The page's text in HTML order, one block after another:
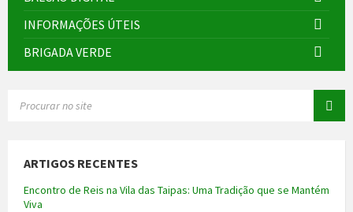
INFORMAÇÕES ÚTEIS
BRIGADA VERDE
ARTIGOS RECENTES
Encontro de Reis na Vila das Taipas: Uma Tradição que se Mantém
Viva